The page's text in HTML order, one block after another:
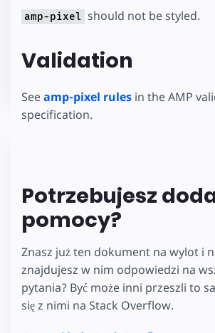
amp-pixel should not be styled.
Validation
Seeamp-pixel rules in the AMP
specification.
Potrzebujesz
pomocy?
Znasz już ten dokument na wylot i
znajdujesz w nim odpowiedzi na
pytania? Być może inni przeszli to
się z nimi na Stack Overflow.